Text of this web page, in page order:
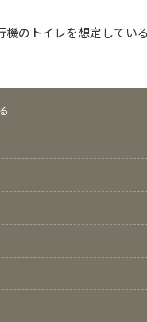
機のトイレを想定してい